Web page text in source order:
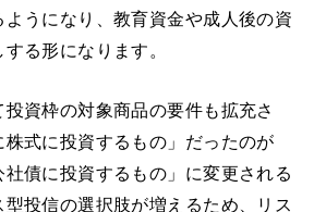
うになり、教育資金や成人後の資
る形になります。
資枠の対象商品の要件も拡充さ
式に投資するもの」だったのが
社債に投資するもの」に変更される
投信の選択肢が増えるため、リス